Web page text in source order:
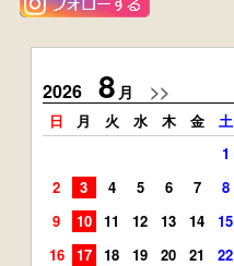
2026 8 月 >>
日 月 火 水 木 金
土
1
2
3 4 5 6 7
8
9
10 11 12 13 14
15
16
17 18 19 20 21
22